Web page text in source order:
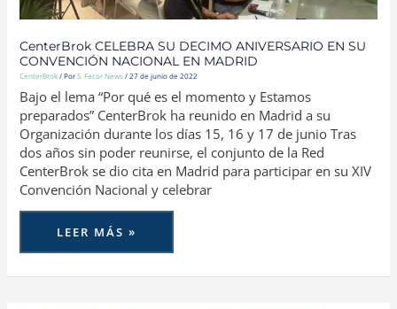
CenterBrok CELEBRA SU DECIMO ANIVERSARIO EN SU
CONVENCIÓN NACIONAL EN MADRID
CenterBrok/ PorS. Fecor News/27 de junio de 2022
Bajo el lema “Por qué es el momento y Estamos
preparados” CenterBrok ha reunido en Madrid a su
Organización durante los días 15, 16 y 17 de junio Tras
dos años sin poder reunirse, el conjunto de la Red
CenterBrok se dio cita en Madrid para participar en su XIV
Convención Nacional y celebrar
LEER MÁS »